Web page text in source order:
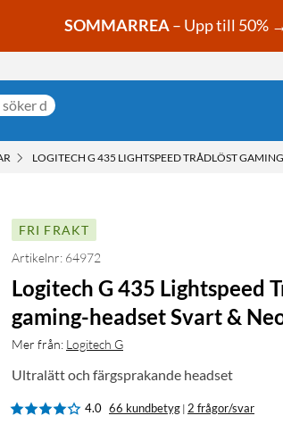
SOMMARREA– Upp till 50%
LOGITECH G 435 LIGHTSPEED TRÅDLÖST
FRI FRAKT
Artikelnr: 64972
Logitech G 435 Lightspeed
gaming-headset Svart &
Mer från: Logitech G
Ultralätt och färgsprakande headset
4.0 66 kundbetyg | 2 frågor/svar